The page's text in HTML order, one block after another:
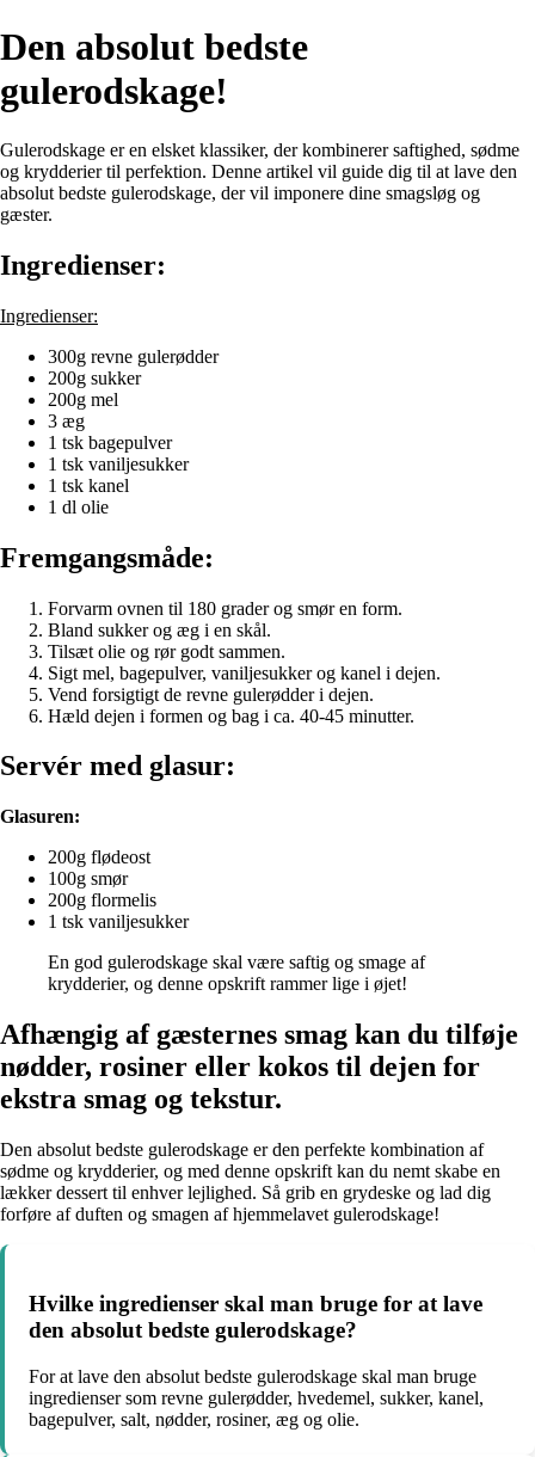
Den absolut bedste
gulerodskage!
Gulerodskage er en elsket klassiker, der kombinerer saftighed, sødme
og krydderier til perfektion. Denne artikel vil guide dig til at lave den
absolut bedste gulerodskage, der vil imponere dine smagsløg og
gæster.
Ingredienser:
Ingredienser:
300g revne gulerødder
200g sukker
200g mel
3 æg
1 tsk bagepulver
1 tsk vaniljesukker
1 tsk kanel
1 dl olie
Fremgangsmåde:
Forvarm ovnen til 180 grader og smør en form.
Bland sukker og æg i en skål.
Tilsæt olie og rør godt sammen.
Sigt mel, bagepulver, vaniljesukker og kanel i dejen.
Vend forsigtigt de revne gulerødder i dejen.
Hæld dejen i formen og bag i ca. 40-45 minutter.
Servér med glasur:
Glasuren:
200g flødeost
100g smør
200g flormelis
1 tsk vaniljesukker
En god gulerodskage skal være saftig og smage af
krydderier, og denne opskrift rammer lige i øjet!
Afhængig af gæsternes smag kan du tilføje
nødder, rosiner eller kokos til dejen for
ekstra smag og tekstur.
Den absolut bedste gulerodskage er den perfekte kombination af
sødme og krydderier, og med denne opskrift kan du nemt skabe en
lækker dessert til enhver lejlighed. Så grib en grydeske og lad dig
forføre af duften og smagen af hjemmelavet gulerodskage!
Hvilke ingredienser skal man bruge for at lave
den absolut bedste gulerodskage?
For at lave den absolut bedste gulerodskage skal man bruge
ingredienser som revne gulerødder, hvedemel, sukker, kanel,
bagepulver, salt, nødder, rosiner, æg og olie.